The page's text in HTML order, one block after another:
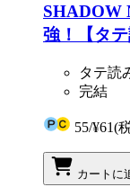
SHADOW
強！【タ
タテ読
完結
55/¥61(
カートに